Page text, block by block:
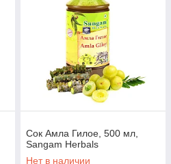
Сок Амла Гилое, 500 мл,
Sangam Herbals
Нет в наличии